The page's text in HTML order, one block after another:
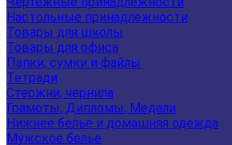
Настольные принадлежности
Товары для школы
Товары для офиса
Папки, сумки и файлы
Тетради
Стержни, чернила
Грамоты, Дипломы, Медали
Нижнее белье и домашняя одежда
Мужское белье